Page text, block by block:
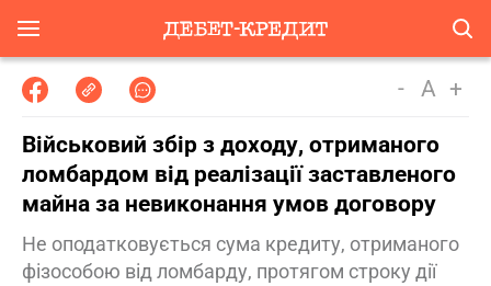
- A +
Військовий збір з доходу, отриманого
ломбардом від реалізації заставленого
майна за невиконання умов договору
Не оподатковується сума кредиту, отриманого
фізособою від ломбарду, протягом строку дії